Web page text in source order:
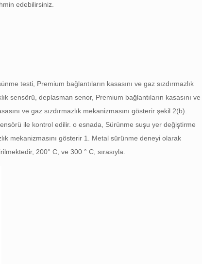
edebilirsiniz.
testi, Premium bağlantıların kasasını ve gaz sızdırmazlık
sensörü, deplasman senor, Premium bağlantıların kasasını ve
ve gaz sızdırmazlık mekanizmasını gösterirşekil 2(b)
ile kontrol edilir. o esnada, Sürünme suşu yer değiştirme
mekanizmasını gösterir 1. Metal sürünme deneyi olarak
200° C, ve 300 ° C, sırasıyla.